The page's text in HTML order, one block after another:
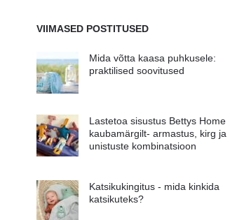
VIIMASED POSTITUSED
Mida võtta kaasa puhkusele:
praktilised soovitused
Lastetoa sisustus Bettys Home
kaubamärgilt- armastus, kirg ja
unistuste kombinatsioon
Katsikukingitus - mida kinkida
katsikuteks?